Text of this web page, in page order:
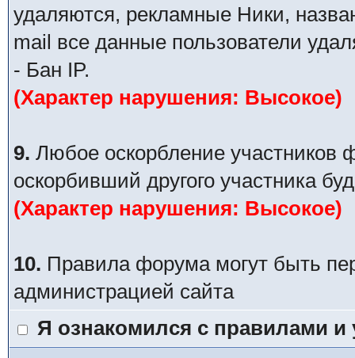
удаляются, рекламные Ники,
mail все данные пользователи
- Бан IP.
(Характер нарушения: Высокое)
9. Любое оскорбление участников
оскорбивший другого участника
(Характер нарушения: Высокое)
10. Правила форума могут быть
администрацией сайта
Я ознакомился с правилами